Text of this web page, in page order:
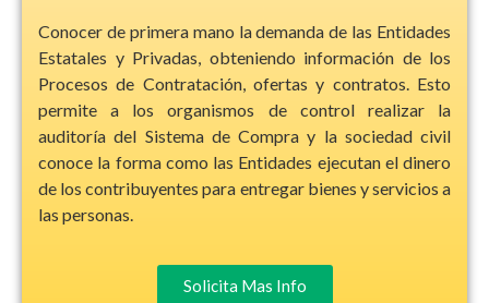
Conocer de primera mano la demanda de las Entidades
Estatales y Privadas, obteniendo información de los
Procesos de Contratación, ofertas y contratos. Esto
permite a los organismos de control realizar la
auditoría del Sistema de Compra y la sociedad civil
conoce la forma como las Entidades ejecutan el dinero
de los contribuyentes para entregar bienes y servicios a
las personas.
Solicita Mas Info